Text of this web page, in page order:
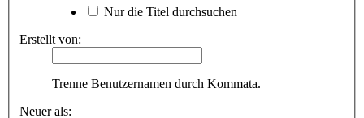
Nur die Titel durchsuchen
Erstellt von:
Trenne Benutzernamen durch Kommata.
Neuer als: